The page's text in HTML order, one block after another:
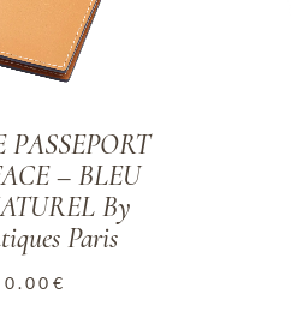
PASSEPORT
– BLEU
By
Paris
€